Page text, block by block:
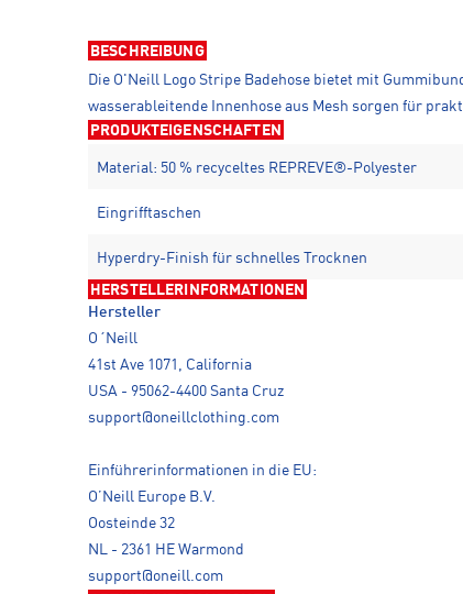
BESCHREIBUNG
Die O'Neill Logo Stripe Badehose bietet mit
wasserableitende Innenhose aus Mesh sorgen für
PRODUKTEIGENSCHAFTEN
Material: 50 % recyceltes REPREVE®-Polyester
Eingrifftaschen
Hyperdry-Finish für schnelles Trocknen
HERSTELLERINFORMATIONEN
Hersteller
O´Neill
41st Ave 1071, California
USA - 95062-4400 Santa Cruz
support@oneillclothing.com
Einführerinformationen in die EU:
O’Neill Europe B.V.
Oosteinde 32
NL - 2361 HE Warmond
support@oneill.com